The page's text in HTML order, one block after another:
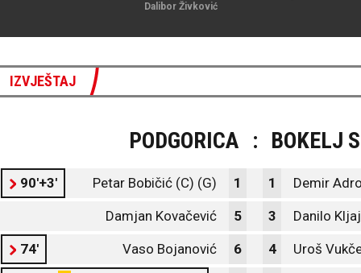
Dalibor Živković
IZVJEŠTAJ
PODGORICA : BOKELJ
90'+3' Petar Bobičić (C) (G) 1 1 Demir
Damjan Kovačević 5 3 Danilo
74' Vaso Bojanović 6 4 Uroš